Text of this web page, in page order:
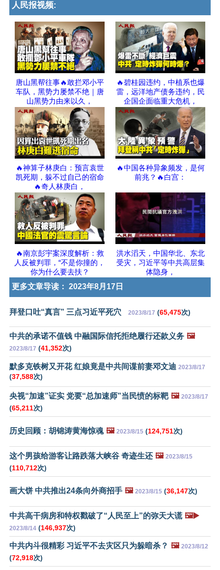
人民报视频:
唐山黑帮往事🔥敢拦邓小平
车队，黑势力屡禁不绝｜唐
山黑势力由来以久，
🔥碧桂园违约，中植系也爆
雷，远洋地产债务违约，民
企国企面临重大危机，
🔥神算子林庚白：预言袁世
凯死期，躲不过自己的宿命
🔥奇人林庚白，
🔥中国各种异象频发，是何
前兆？🔥白宫：
🔥南京彭宇案深度解析：救
人反被判罪，“不是你撞的，
你为什么要去扶？
洪水滔天，中国华北、东北
受灾，习近平等中共高层集
体隐身，
更多文章导读： 2023年8月17日
拜登口吐“真言” 三点习近平死穴 2023/8/17 (65,475次)
中共的承诺不值钱 中融国际信托拒绝履行还款义务 🖼️
2023/8/17 (41,352次)
默多克铁树又开花 红娘竟是中共间谍前妻邓文迪 2023/8/17
(37,588次)
央视“加速”证实 党要“总加速师”当民愤的标靶 🖼️ 2023/8/17
(65,211次)
历史回顾：胡锦涛黄海惊魂 🖼️ 2023/8/15 (124,751次)
这个男孩给游客让路跌落大峡谷 奇迹生还 🖼️ 2023/8/15
(110,712次)
画大饼 中共推出24条向外商招手 🖼️ 2023/8/15 (36,147次)
中共高干病房和特权戳破了“人民至上”的弥天大谎 🖼️▶️
2023/8/14 (146,937次)
中共内斗很精彩 习近平不去灾区只为躲暗杀？ 🖼️ 2023/8/12
(72,918次)